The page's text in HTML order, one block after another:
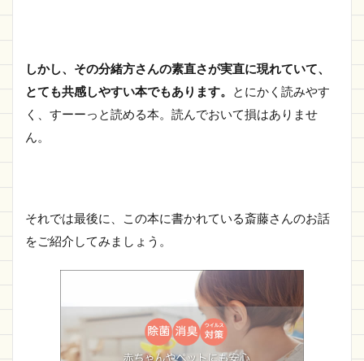
しかし、その分緒方さんの素直さが実直に現れていて、
とても共感しやすい本でもあります。
とにかく読みやす
く、すーーっと読める本。読んでおいて損はありませ
ん。
それでは最後に、この本に書かれている斎藤さんのお話
をご紹介してみましょう。